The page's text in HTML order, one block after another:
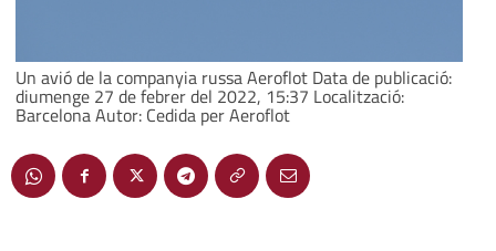
Un avió de la companyia russa Aeroflot Data de publicació:
diumenge 27 de febrer del 2022, 15:37 Localització:
Barcelona Autor: Cedida per Aeroflot